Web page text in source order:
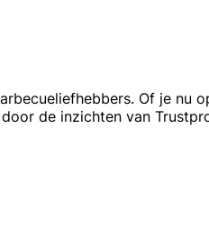
Of je nu
de inzichten van